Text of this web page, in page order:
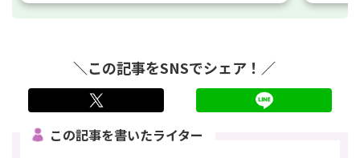
＼この記事をSNSでシェア！／
この記事を書いたライター